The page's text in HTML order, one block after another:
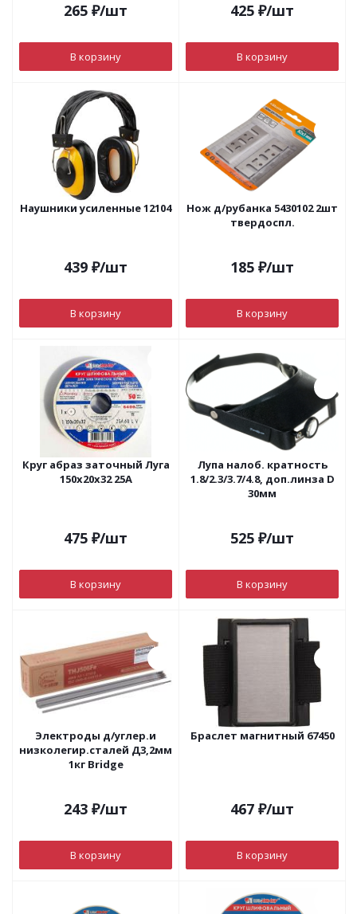
265 ₽/шт
В корзину
425 ₽/шт
В корзину
Наушники усиленные 12104
439 ₽/шт
В корзину
Нож д/рубанка 5430102 2шт
твердоспл.
185 ₽/шт
В корзину
Круг абраз заточный Луга
150х20х32 25А
475 ₽/шт
В корзину
Лупа налоб. кратность
1.8/2.3/3.7/4.8, доп.линза D
30мм
525 ₽/шт
В корзину
Электроды д/углер.и
низколегир.сталей Д3,2мм
1кг Bridge
243 ₽/шт
В корзину
Браслет магнитный 67450
467 ₽/шт
В корзину